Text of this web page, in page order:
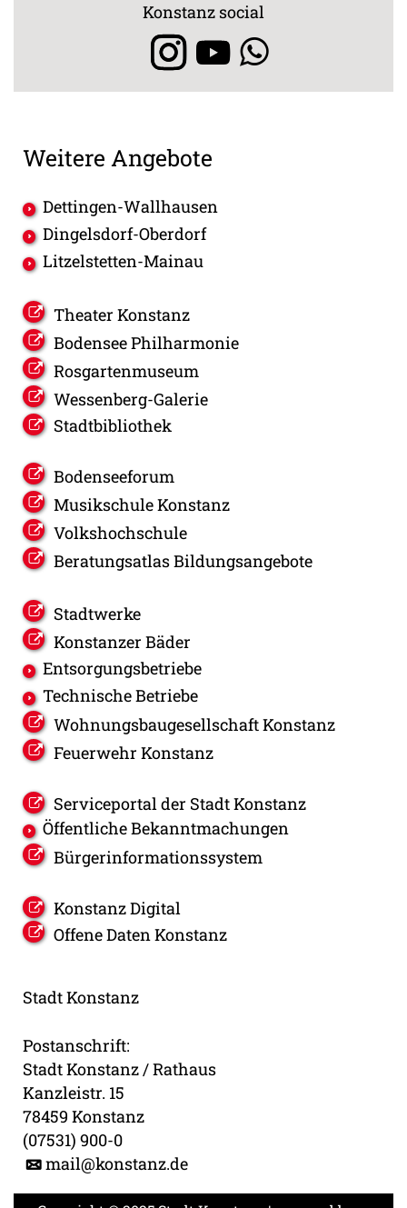
Konstanz social
Weitere Angebote
Dettingen-Wallhausen
Dingelsdorf-Oberdorf
Litzelstetten-Mainau
Theater Konstanz
Bodensee Philharmonie
Rosgartenmuseum
Wessenberg-Galerie
Stadtbibliothek
Bodenseeforum
Musikschule Konstanz
Volkshochschule
Beratungsatlas Bildungsangebote
Stadtwerke
Konstanzer Bäder
Entsorgungsbetriebe
Technische Betriebe
Wohnungsbaugesellschaft Konstanz
Feuerwehr Konstanz
Serviceportal der Stadt Konstanz
Öffentliche Bekanntmachungen
Bürgerinformationssystem
Konstanz Digital
Offene Daten Konstanz
Stadt Konstanz
Postanschrift:
Stadt Konstanz / Rathaus
Kanzleistr. 15
78459 Konstanz
(07531) 900-0
mail@konstanz.de